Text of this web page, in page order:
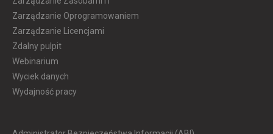
Zarządzanie Oprogramowaniem
Zarządzanie Licencjami
Zdalny pulpit
Webinarium
Wyciek danych
Wydajność pracy